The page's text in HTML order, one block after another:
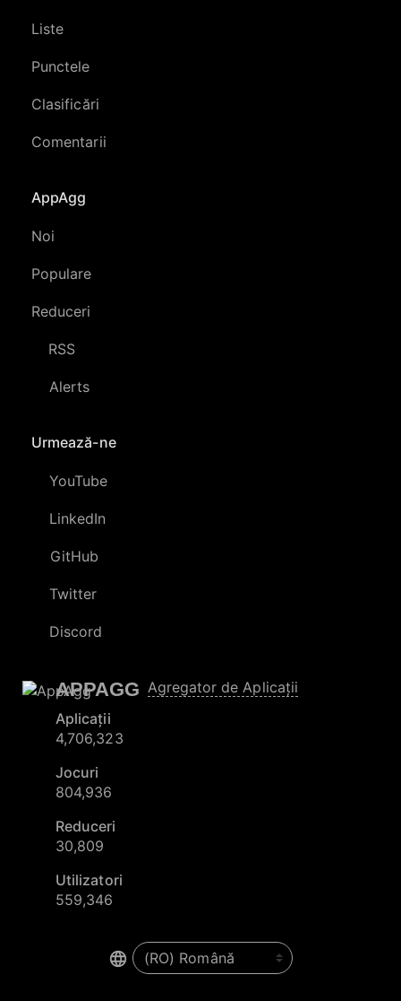
Liste
Punctele
Clasificări
Comentarii
AppAgg
Noi
Populare
Reduceri
RSS
Alerts
Urmează-ne
YouTube
LinkedIn
GitHub
Twitter
Discord
APPAGG Agregator de Aplicații
Aplicații
4,706,323
Jocuri
804,936
Reduceri
30,809
Utilizatori
559,346